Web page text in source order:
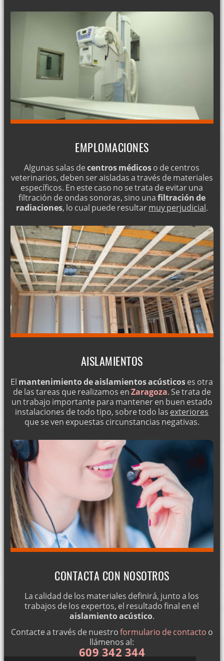
EMPLOMACIONES
Algunas salas decentros médicoso de centros
veterinarios, deben ser aisladas a través de materiales
específicos. En este caso no se trata de evitar una
filtración de ondas sonoras, sino unafiltración de
radiaciones, lo cual puede resultarmuy perjudicial.
AISLAMIENTOS
El mantenimiento de aislamientos acústicoses otra
de las tareas que realizamos enZaragoza. Se trata de
un trabajo importante para mantener en buen estado
instalaciones de todo tipo, sobre todo las exteriores
que se ven expuestas circunstancias negativas.
CONTACTA CON NOSOTROS
La calidad de los materiales definirá, junto a los
trabajos de los expertos, el resultado final en el
aislamiento acústico.
Contacte a través de nuestroformulario de contacto o
llámenos al:
609 342 344